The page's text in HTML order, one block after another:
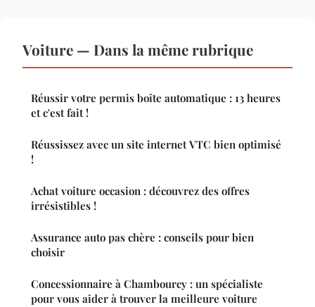
Voiture — Dans la même rubrique
Réussir votre permis boîte automatique : 13 heures
et c'est fait !
Réussissez avec un site internet VTC bien optimisé
!
Achat voiture occasion : découvrez des offres
irrésistibles !
Assurance auto pas chère : conseils pour bien
choisir
Concessionnaire à Chambourcy : un spécialiste
pour vous aider à trouver la meilleure voiture